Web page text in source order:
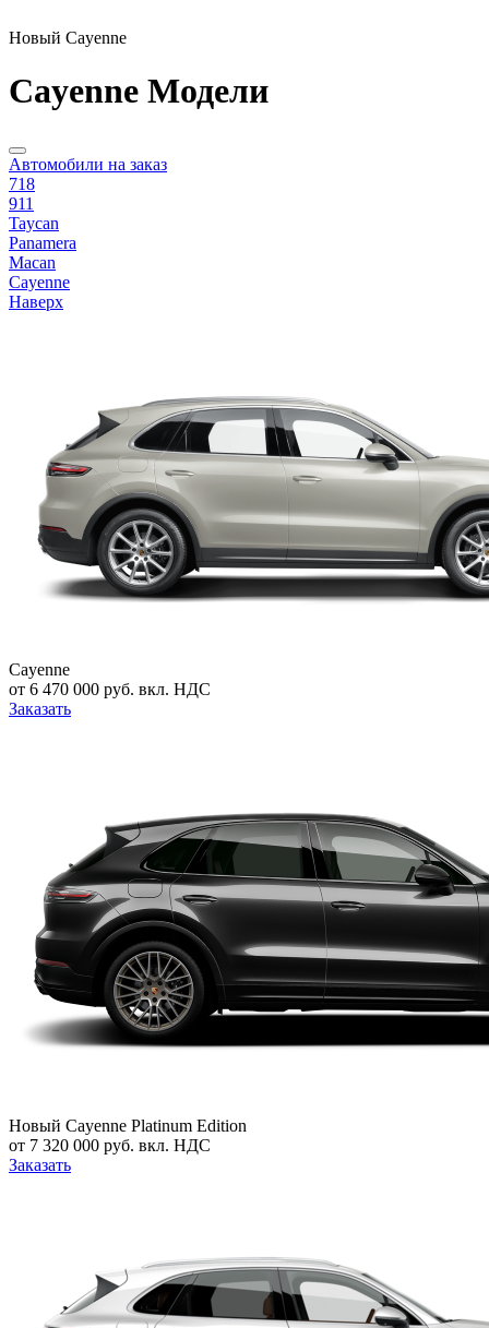
Новый Cayenne
Cayenne Модели
Автомобили на заказ
718
911
Taycan
Panamera
Macan
Cayenne
Наверх
Cayenne
от 6 470 000 руб. вкл. НДС
Заказать
Новый Cayenne Platinum Edition
от 7 320 000 руб. вкл. НДС
Заказать